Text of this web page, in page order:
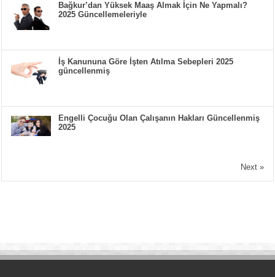
Bağkur’dan Yüksek Maaş Almak İçin Ne Yapmalı?
2025 Güncellemeleriyle
İş Kanununa Göre İşten Atılma Sebepleri 2025
güncellenmiş
Engelli Çocuğu Olan Çalışanın Hakları Güncellenmiş
2025
Next »